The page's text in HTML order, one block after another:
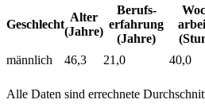
Geschlecht
Alter
(Jahre)
Berufs­
erfahrung
(Jahre)
männlich 46,3 21,0 40,0
Alle Daten sind errechnete